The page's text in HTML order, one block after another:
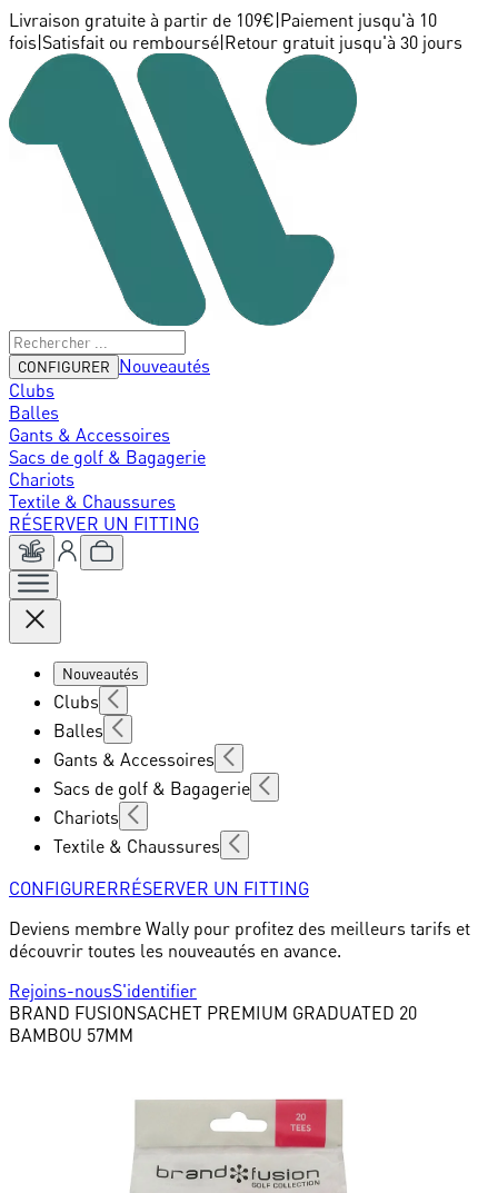
Livraison gratuite à partir de 109€ Paiement jusqu'à 10
fois Satisfait ou remboursé Retour gratuit jusqu'à 30 jours
CONFIGURER
Nouveautés
Clubs
Balles
Gants & Accessoires
Sacs de golf & Bagagerie
Chariots
Textile & Chaussures
RÉSERVER UN FITTING
Nouveautés
Clubs
Balles
Gants & Accessoires
Sacs de golf & Bagagerie
Chariots
Textile & Chaussures
CONFIGURERRÉSERVER UN FITTING
Deviens membre Wally pour profitez des meilleurs tarifs et
découvrir toutes les nouveautés en avance.
Rejoins-nousS'identifier
BRAND FUSIONSACHET PREMIUM GRADUATED 20
BAMBOU 57MM